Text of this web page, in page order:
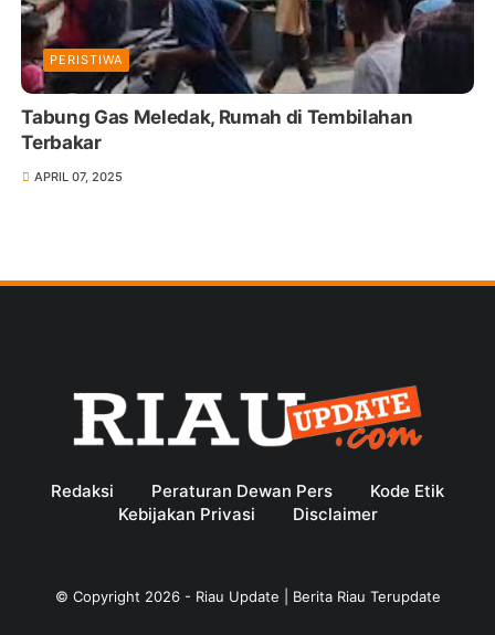
PERISTIWA
Tabung Gas Meledak, Rumah di Tembilahan
Terbakar
APRIL 07, 2025
Redaksi Peraturan Dewan Pers
Kode Etik
Kebijakan Privasi
Disclaimer
© Copyright 2026- Riau Update | Berita Riau Terupdate